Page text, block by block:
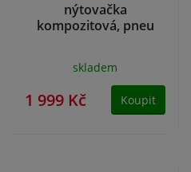
nýtovačka
kompozitová, pneu
skladem
1 999 Kč Koupit